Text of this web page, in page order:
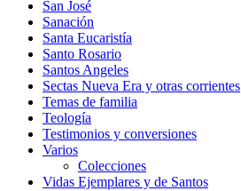
San José
Sanación
Santa Eucaristía
Santo Rosario
Santos Angeles
Sectas Nueva Era y otras corrientes
Temas de familia
Teología
Testimonios y conversiones
Varios
Colecciones
Vidas Ejemplares y de Santos